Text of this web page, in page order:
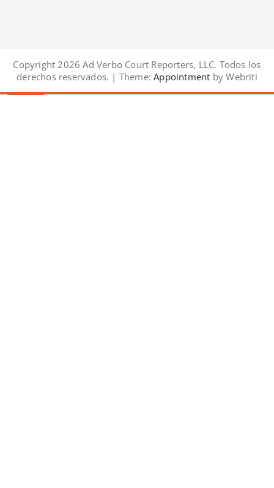
Copyright 2026 Ad Verbo Court Reporters, LLC. Todos los
derechos reservados. | Theme: Appointment by Webriti